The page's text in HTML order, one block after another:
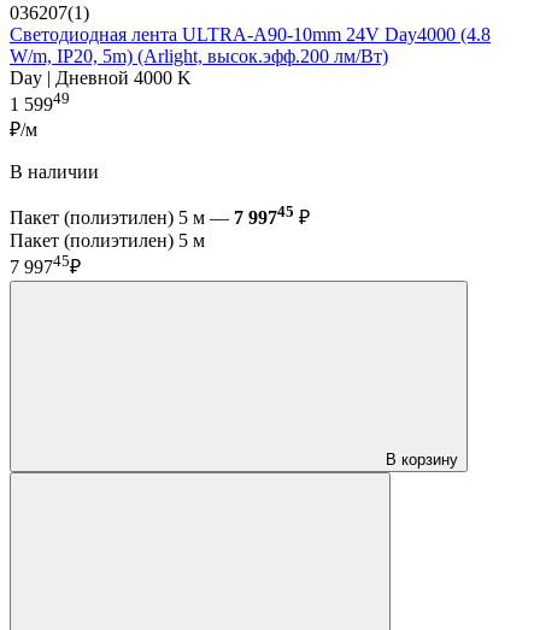
036207(1)
Светодиодная лента ULTRA-A90-10mm 24V Day4000 (4.8
W/m, IP20, 5m) (Arlight, высок.эфф.200 лм/Вт)
Day | Дневной 4000 K
1 59949
₽/м
В наличии
Пакет (полиэтилен) 5 м — 7 99745 ₽
Пакет (полиэтилен) 5 м
7 99745₽
В корзину